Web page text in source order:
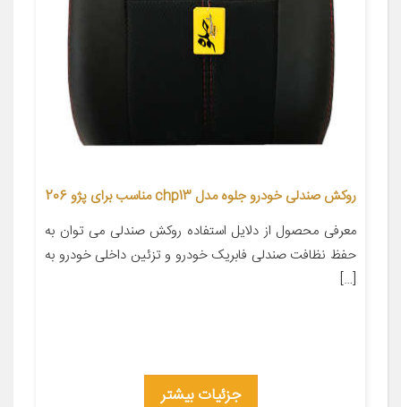
روکش صندلی خودرو جلوه مدل chp13 مناسب برای پژو 206
معرفی محصول از دلایل استفاده روکش صندلی می توان به
حفظ نظافت صندلی فابریک خودرو و تزئین داخلی خودرو به
[…]
جزئیات بیشتر